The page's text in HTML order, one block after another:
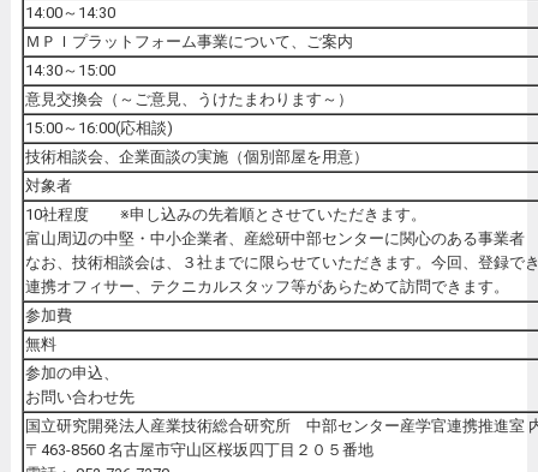
14:00～14:30
ＭＰＩプラットフォーム事業について、ご案内
14:30～15:00
意見交換会（～ご意見、うけたまわります～）
15:00～16:00(応相談)
技術相談会、企業面談の実施（個別部屋を用意）
対象者
10社程度 ※申し込みの先着順とさせていただきます。
富山周辺の中堅・中小企業者、産総研中部センターに関心のある事業
なお、技術相談会は、３社までに限らせていただきます。今回、登録で
連携オフィサー、テクニカルスタッフ等があらためて訪問できます。
参加費
無料
参加の申込、
お問い合わせ先
国立研究開発法人産業技術総合研究所 中部センター産学官連携推進室
〒463-8560 名古屋市守山区桜坂四丁目２０５番地